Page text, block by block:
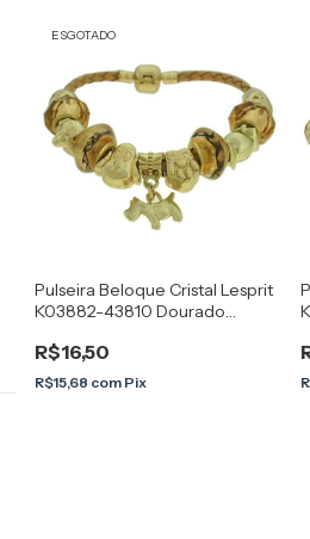
ESGOTADO
Pulseira Beloque Cristal Lesprit
K03882-43810 Dourado
R$16,50
R$15,68 com Pix